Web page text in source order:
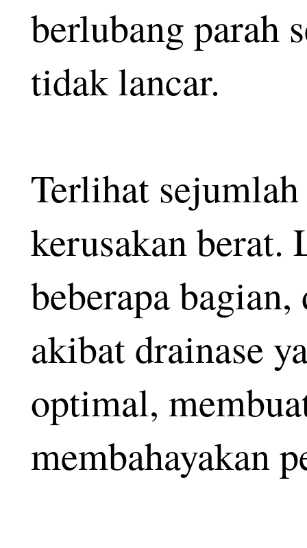
berlubang parah
tidak lancar.
Terlihat
kerusakan berat.
beberapa
akibat drainase
optimal,
membahayakan